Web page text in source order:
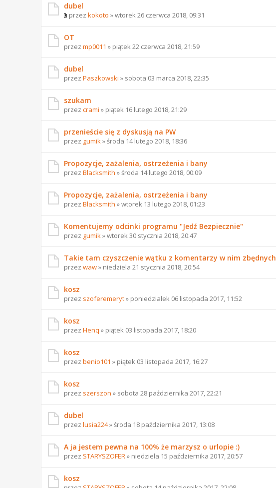
dubel
przez kokoto » wtorek 26 czerwca 2018, 09:31
OT
przez mp0011 » piątek 22 czerwca 2018, 21:59
dubel
przez Paszkowski » sobota 03 marca 2018, 22:35
szukam
przez crami » piątek 16 lutego 2018, 21:29
przenieście się z dyskusją na PW
przez gumik » środa 14 lutego 2018, 18:36
Propozycje, zażalenia, ostrzeżenia i bany
przez Blacksmith » środa 14 lutego 2018, 00:09
Propozycje, zażalenia, ostrzeżenia i bany
przez Blacksmith » wtorek 13 lutego 2018, 01:23
Komentujemy odcinki programu "Jedź Bezpiecznie"
przez gumik » wtorek 30 stycznia 2018, 20:47
Takie tam czyszczenie wątku z komentarzy w nim zbędnych
przez waw» niedziela 21 stycznia 2018, 20:54
kosz
przez szoferemeryt» poniedziałek 06 listopada 2017, 11:52
kosz
przez Henq » piątek 03 listopada 2017, 18:20
kosz
przez benio101 » piątek 03 listopada 2017, 16:27
kosz
przez szerszon » sobota 28 października 2017, 22:21
dubel
przez lusia224» środa 18 października 2017, 13:08
A ja jestem pewna na 100% że marzysz o urlopie :)
przez STARYSZOFER » niedziela 15 października 2017, 20:57
kosz